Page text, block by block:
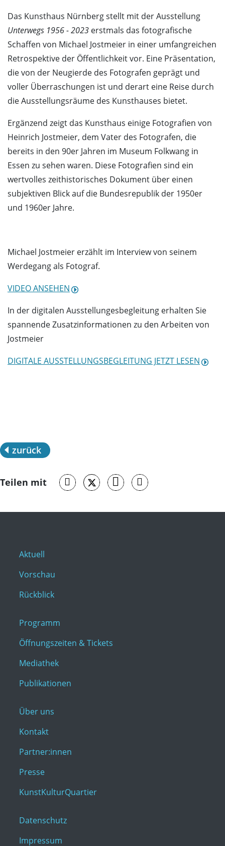
Das Kunsthaus Nürnberg stellt mit der Ausstellung
Unterwegs 1956 - 2023 erstmals das fotografische
Schaffen von Michael Jostmeier in einer umfangreichen
Retrospektive der Öffentlichkeit vor. Eine Präsentation,
die von der Neugierde des Fotografen geprägt und
voller Überraschungen ist und derart eine Reise durch
die Ausstellungsräume des Kunsthauses bietet.
Ergänzend zeigt das Kunsthaus einige Fotografien von
Heinrich Jostmeier, dem Vater des Fotografen, die
bereits in den 90er Jahren im Museum Folkwang in
Essen zu sehen waren. Diese Fotografien sind ein
wertvolles zeithistorisches Dokument über einen
subjektiven Blick auf die Bundesrepublik der 1950er
und 1960er Jahre.
Michael Jostmeier erzählt im Interview von seinem
Werdegang als Fotograf.
VIDEO ANSEHEN
In der digitalen Ausstellungesbegleitung erhalten Sie
spannende Zusatzinformationen zu den Arbeiten von
Jostmeier
DIGITALE AUSSTELLUNGSBEGLEITUNG JETZT LESEN
zurück
Teilen mit
Aktuell
Vorschau
Rückblick
Programm
Öffnungszeiten & Tickets
Mediathek
Publikationen
Über uns
Kontakt
Partner:innen
Presse
KunstKulturQuartier
Datenschutz
Impressum